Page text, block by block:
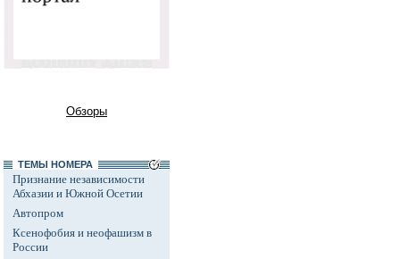
Обзоры
ТЕМЫ НОМЕРА
Признание независимости
Абхазии и Южной Осетии
Автопром
Ксенофобия и неофашизм в
России